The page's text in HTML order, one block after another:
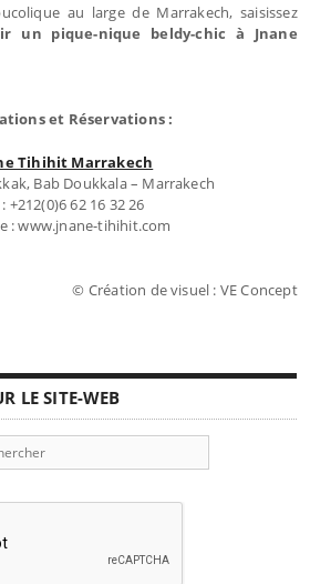
au large de Marrakech, saisissez
un pique-nique beldy-chic à Jnane
et Réservations :
Tihihit Marrakech
Bab Doukkala – Marrakech
+212(0)6 62 16 32 26
: www.jnane-tihihit.com
© Création de visuel : VE Concept
LE SITE-WEB